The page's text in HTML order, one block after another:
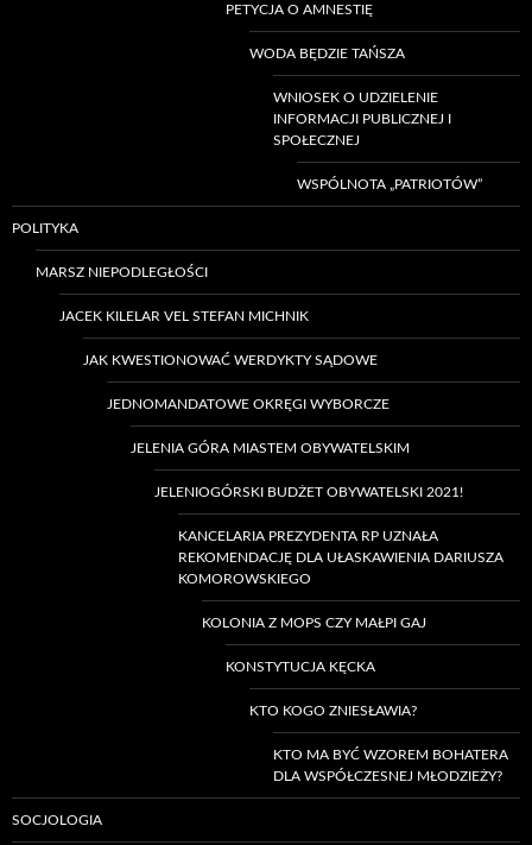
PETYCJA O AMNESTIĘ
WODA BĘDZIE TAŃSZA
WNIOSEK O UDZIELENIE
INFORMACJI PUBLICZNEJ I
SPOŁECZNEJ
WSPÓLNOTA „PATRIOTÓW”
POLITYKA
MARSZ NIEPODLEGŁOŚCI
JACEK KILELAR VEL STEFAN MICHNIK
JAK KWESTIONOWAĆ WERDYKTY SĄDOWE
JEDNOMANDATOWE OKRĘGI WYBORCZE
JELENIA GÓRA MIASTEM OBYWATELSKIM
JELENIOGÓRSKI BUDŻET OBYWATELSKI 2021!
KANCELARIA PREZYDENTA RP UZNAŁA
REKOMENDACJĘ DLA UŁASKAWIENIA DARIUSZA
KOMOROWSKIEGO
KOLONIA Z MOPS CZY MAŁPI GAJ
KONSTYTUCJA KĘCKA
KTO KOGO ZNIESŁAWIA?
KTO MA BYĆ WZOREM BOHATERA
DLA WSPÓŁCZESNEJ MŁODZIEŻY?
SOCJOLOGIA